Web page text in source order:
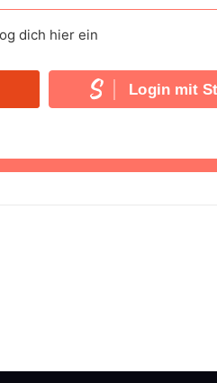
dich hier ein
Login mit